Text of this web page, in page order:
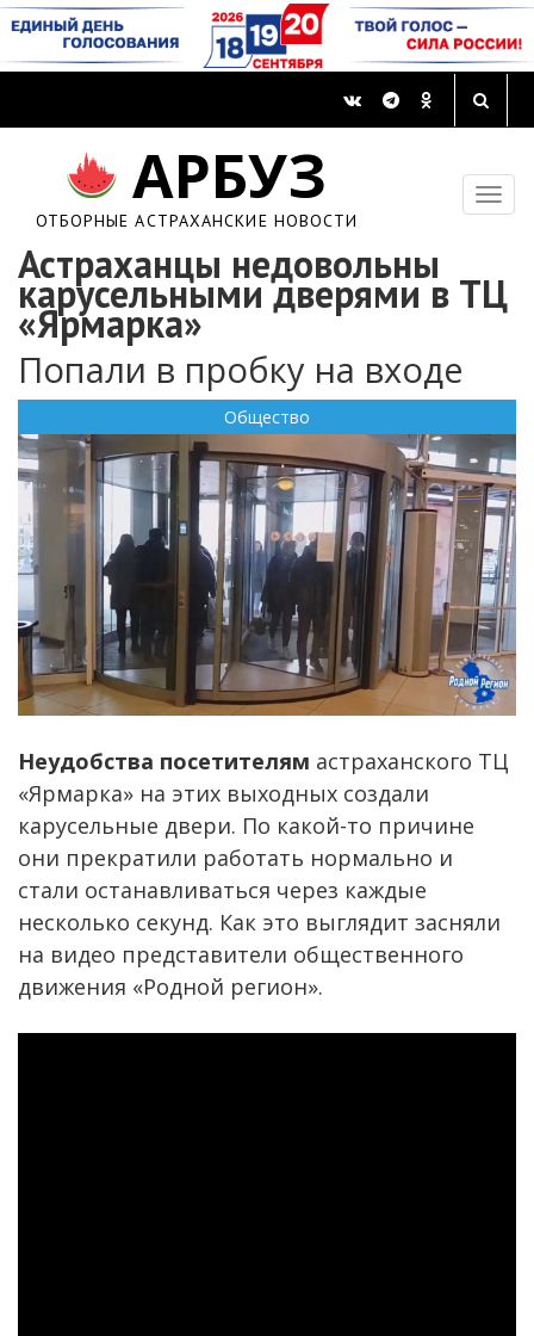
АРБУЗ
ОТБОРНЫЕ АСТРАХАНСКИЕ НОВОСТИ
Астраханцы недовольны
карусельными дверями в ТЦ
«Ярмарка»
Попали в пробку на входе
Общество
Неудобства посетителям астраханского ТЦ
«Ярмарка» на этих выходных создали
карусельные двери. По какой-то причине
они прекратили работать нормально и
стали останавливаться через каждые
несколько секунд. Как это выглядит засняли
на видео представители общественного
движения «Родной регион».